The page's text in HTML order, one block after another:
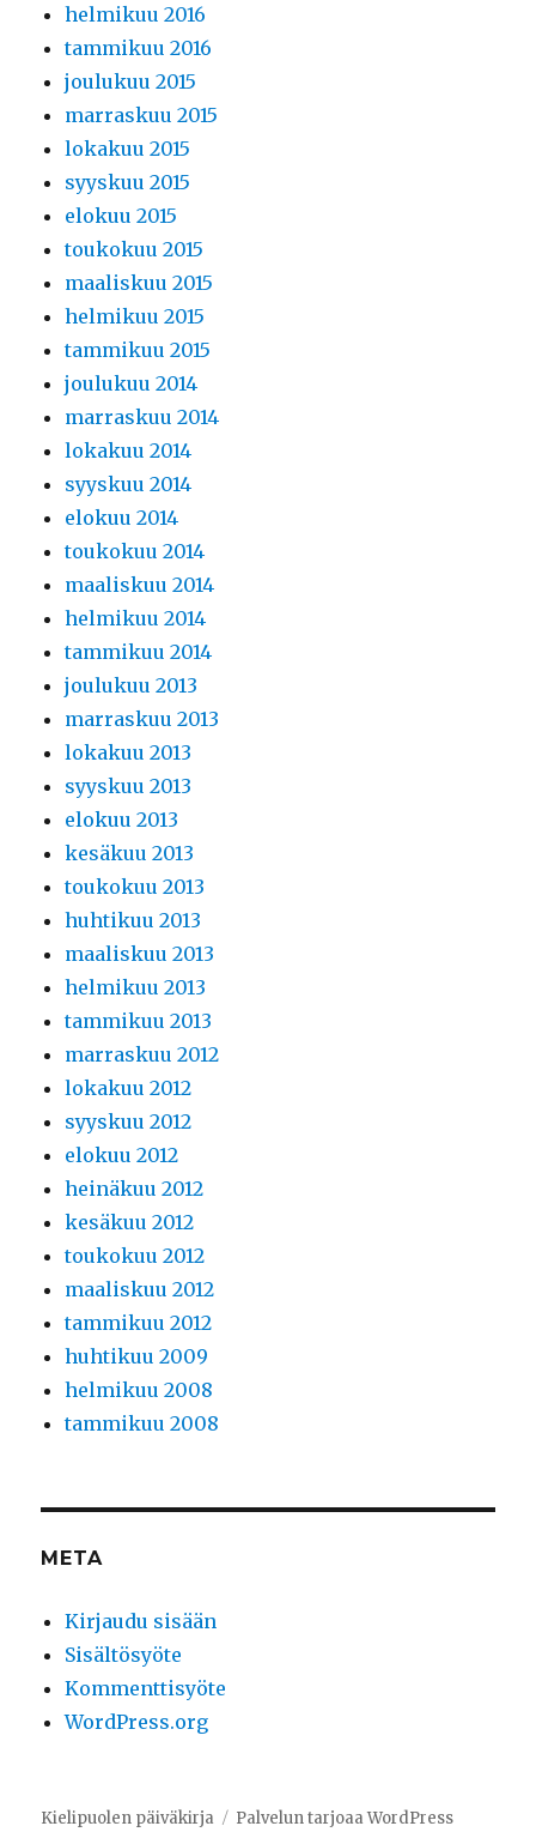
helmikuu 2016
tammikuu 2016
joulukuu 2015
marraskuu 2015
lokakuu 2015
syyskuu 2015
elokuu 2015
toukokuu 2015
maaliskuu 2015
helmikuu 2015
tammikuu 2015
joulukuu 2014
marraskuu 2014
lokakuu 2014
syyskuu 2014
elokuu 2014
toukokuu 2014
maaliskuu 2014
helmikuu 2014
tammikuu 2014
joulukuu 2013
marraskuu 2013
lokakuu 2013
syyskuu 2013
elokuu 2013
kesäkuu 2013
toukokuu 2013
huhtikuu 2013
maaliskuu 2013
helmikuu 2013
tammikuu 2013
marraskuu 2012
lokakuu 2012
syyskuu 2012
elokuu 2012
heinäkuu 2012
kesäkuu 2012
toukokuu 2012
maaliskuu 2012
tammikuu 2012
huhtikuu 2009
helmikuu 2008
tammikuu 2008
META
Kirjaudu sisään
Sisältösyöte
Kommenttisyöte
WordPress.org
Kielipuolen päiväkirja Palvelun tarjoaa WordPress